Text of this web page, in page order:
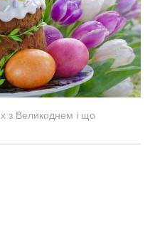
з Великоднем і що